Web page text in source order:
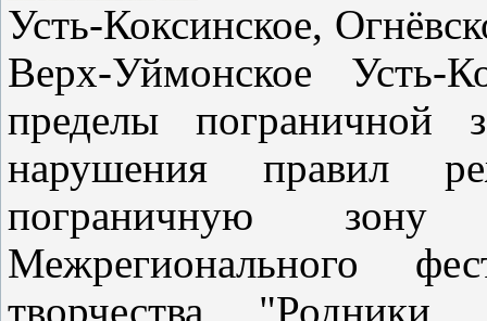
Усть-Коксинское,
Верх-Уймонское Усть-
пределы
нарушения правил
пограничную
Межрегионального
творчества